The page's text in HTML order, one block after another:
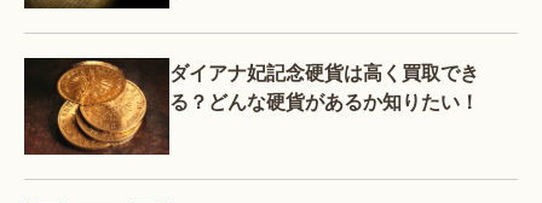
ダイアナ妃記念硬貨は高く買取でき
る？どんな硬貨があるか知りたい！